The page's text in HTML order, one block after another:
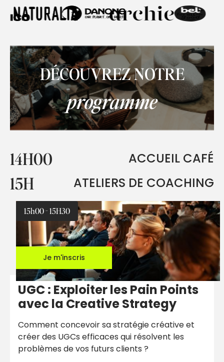
DÉCOUVREZ NOTRE
programme
14H00 ACCUEIL CAFÉ
15H ATELIERS DE COACHING
15h00 - 15H30
Je m'inscris
UGC : Exploiter les Pain Points
avec la Creative Strategy
Comment concevoir sa stratégie créative et
créer des UGCs efficaces qui résolvent les
problèmes de vos futurs clients ?